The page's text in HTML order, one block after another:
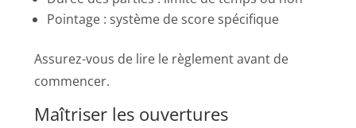
Pointage : système de score spécifique
Assurez-vous de lire le règlement avant de
commencer.
Maîtriser les ouvertures